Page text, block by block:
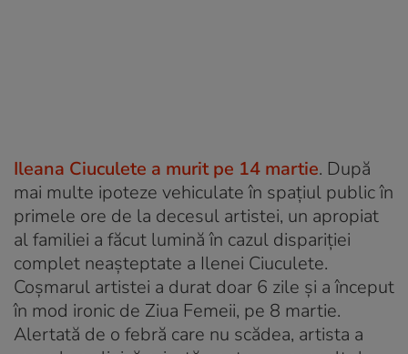
Ileana Ciuculete a murit pe 14 martie. După
mai multe ipoteze vehiculate în spațiul public în
primele ore de la decesul artistei, un apropiat
al familiei a făcut lumină în cazul dispariției
complet neașteptate a Ilenei Ciuculete.
Coșmarul artistei a durat doar 6 zile și a început
în mod ironic de Ziua Femeii, pe 8 martie.
Alertată de o febră care nu scădea, artista a